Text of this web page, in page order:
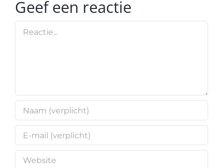
Geef een reactie
Reactie